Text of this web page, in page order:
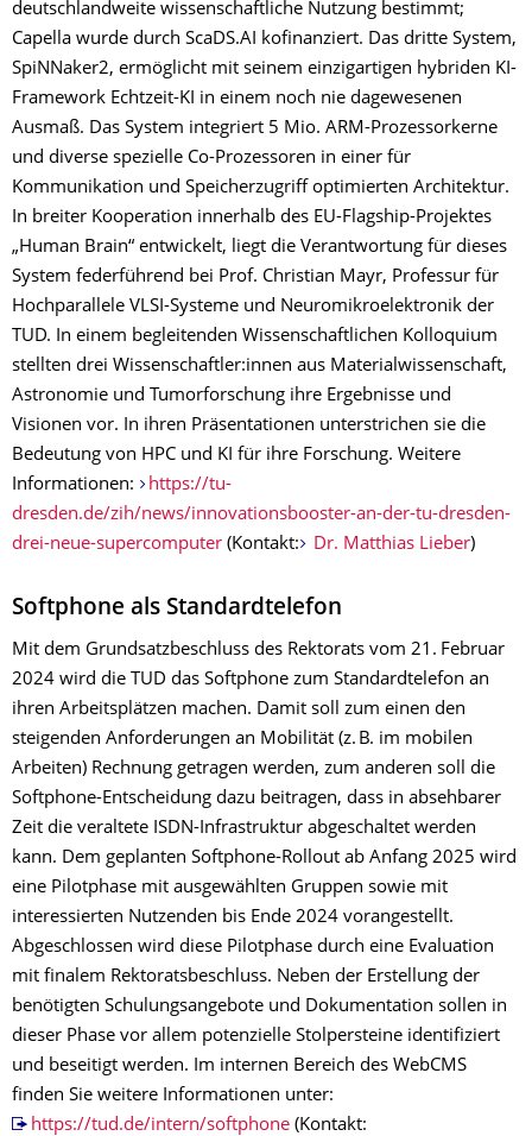
deutschlandweite wissenschaftliche Nutzung bestimmt;
Capella wurde durch ­ScaDS.­AI kofinanziert. Das dritte System,
SpiNNaker2, ermöglicht mit seinem einzigartigen hybriden KI-
Framework Echtzeit-KI in einem noch nie dagewesenen
Ausmaß. Das System integriert 5 Mio. ARM-Prozessorkerne
und diverse spezielle Co-Prozessoren in einer für
Kommunikation und Speicherzugriff optimierten Architektur.
In breiter Kooperation innerhalb des EU-Flagship-Projektes
„Human Brain“ entwickelt, liegt die Verantwortung für dieses
System federführend bei Prof. Christian Mayr, Professur für
Hochparallele VLSI-Systeme und Neuromikroelektronik der
TUD. In einem begleitenden Wissenschaftlichen Kolloquium
stellten drei Wissenschaftler:innen aus Materialwissenschaft,
Astronomie und Tumorforschung ihre Ergebnisse und
Visionen vor. In ihren Präsentationen unterstrichen sie die
Bedeutung von HPC und KI für ihre Forschung. Weitere
Informationen:
https://tu-
dresden.de/zih/news/innovationsbooster-an-der-tu-dresden-
drei-neue-supercomputer (Kontakt: Dr. Matthias Lieber)
Softphone als Standardtelefon
Mit dem Grundsatzbeschluss des Rektorats vom 21. Februar
2024 wird die TUD das Softphone zum Standardtelefon an
ihren Arbeitsplätzen machen. Damit soll zum einen den
steigenden Anforderungen an Mobilität (z. B. im mobilen
Arbeiten) Rechnung getragen werden, zum anderen soll die
Softphone-Entscheidung dazu beitragen, dass in absehbarer
Zeit die veraltete ISDN-Infrastruktur abgeschaltet werden
kann. Dem geplanten Softphone-Rollout ab Anfang 2025 wird
eine Pilotphase mit ausgewählten Gruppen sowie mit
interessierten Nutzenden bis Ende 2024 vorangestellt.
Abgeschlossen wird diese Pilotphase durch eine Evaluation
mit finalem Rektoratsbeschluss. Neben der Erstellung der
benötigten Schulungsangebote und Dokumentation sollen in
dieser Phase vor allem potenzielle Stolpersteine identifiziert
und beseitigt werden. Im internen Bereich des WebCMS
finden Sie weitere Informationen unter:
https://tud.de/intern/softphone(Kontakt: